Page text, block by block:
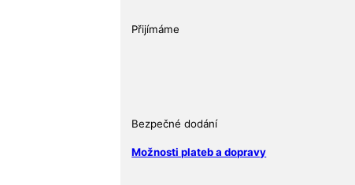
ozPřijímáme
Bezpečné dodání
Možnosti plateb a dopravy